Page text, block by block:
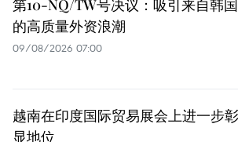
第10-NQ/TW号决议：吸引来自韩国
的高质量外资浪潮
09/08/2026 07:00
越南在印度国际贸易展会上进一步彰
显地位